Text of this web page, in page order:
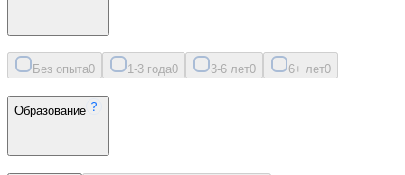
Без опыта0 1-3 года0 3-6 лет0 6+ лет0
Образование